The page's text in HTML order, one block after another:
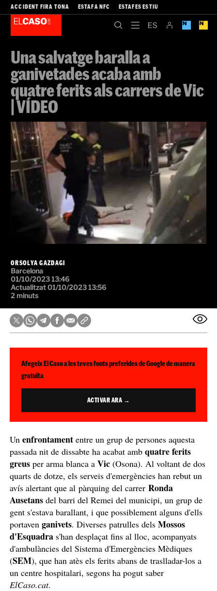
ACCIDENT FIRA TONA ESTAFA NFC ESTAFES ESTIU
Una salvatge baralla a
ganivetades acaba amb
quatre ferits als carrers de Vic
| VÍDEO
ORSOLYA GAZDAGI
Barcelona
01/10/2023 13:46
Actualitzat 01/10/2023 13:56
2 minuts
Afegeix El Caso a les teves fonts preferides de Google de manera
gratuïta
ACTIVAR ARA →
Un enfrontament entre un grup de persones aquesta
passada nit de dissabte ha acabat amb quatre ferits
greus per arma blanca a Vic (Osona). Al voltant de dos
quarts de dotze, els serveis d'emergències han rebut un
avís alertant que al pàrquing del carrer Ronda
Ausetans del barri del Remei del municipi, un grup de
gent s'estava barallant, i que possiblement alguns d'ells
portaven ganivets. Diverses patrulles dels Mossos
d'Esquadra s'han desplaçat fins al lloc, acompanyats
d'ambulàncies del Sistema d'Emergències Mèdiques
(SEM), que han atès els ferits abans de traslladar-los a
un centre hospitalari, segons ha pogut saber
ElCaso.cat.